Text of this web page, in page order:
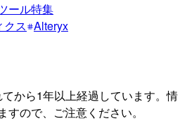
ール特集
クス Alteryx
から1年以上経過しています。情
ので、ご注意ください。